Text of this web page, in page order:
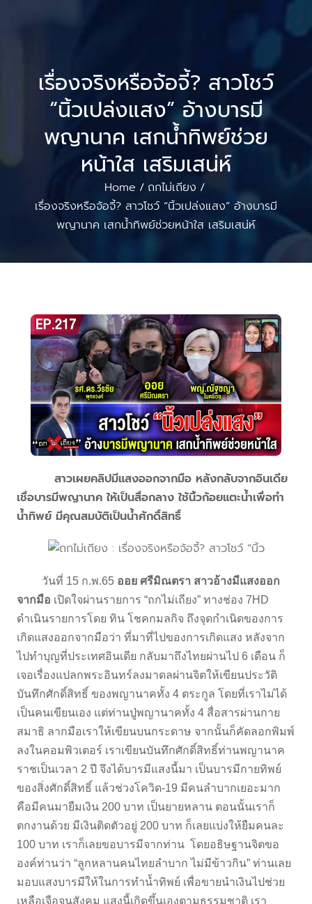
เรื่องจริงหรือจ้อจี้? สาวโชว์
“นิ้วเปล่งแสง” อ้างบารมี
พญานาค เสกน้ำทิพย์ช่วย
หน้าใส เสริมเสน่ห์
Home / ถกไม่เถียง /
เรื่องจริงหรือจ้อจี้? สาวโชว์ “นิ้วเปล่งแสง” อ้างบารมี
พญานาค เสกน้ำทิพย์ช่วยหน้าใส เสริมเสน่ห์
สาวเผยคลิปมีแสงออกจากมือ หลังกลับจากอินเดีย
เชื่อบารมีพญานาค ให้เป็นสื่อกลาง ใช้นิ้วก้อยแตะน้ำเพื่อทำ
น้ำทิพย์ มีคุณสมบัติเป็นน้ำศักดิ์สิทธิ์
วันที่ 15 ก.พ.65 ออย ศรีมิณตรา สาวอ้างมีแสงออก
จากมือ เปิดใจผ่านรายการ “ถกไม่เถียง” ทางช่อง 7HD
ดำเนินรายการโดย ทิน โชคกมลกิจ ถึงจุดกำเนิดของการ
เกิดแสงออกจากมือว่า ที่มาที่ไปของการเกิดแสง หลังจาก
ไปทำบุญที่ประเทศอินเดีย กลับมาถึงไทยผ่านไป 6 เดือน ก็
เจอเรื่องแปลกพระอินทร์ลงมาดลผ่านจิตให้เขียนประวัติ
บันทึกศักดิ์สิทธิ์ ของพญานาคทั้ง 4 ตระกูล โดยที่เราไม่ได้
เป็นคนเขียนเอง แต่ท่านปู่พญานาคทั้ง 4 สื่อสารผ่านกาย
สมาธิ ลากมือเราให้เขียนบนกระดาษ จากนั้นก็คัดลอกพิมพ์
ลงในคอมพิวเตอร์ เราเขียนบันทึกศักดิ์สิทธิ์ท่านพญานาค
ราชเป็นเวลา 2 ปี จึงได้บารมีแสงนี้มา เป็นบารมีกายทิพย์
ของสิ่งศักดิ์สิทธิ์ แล้วช่วงโควิด-19 มีคนลำบากเยอะมาก
คือมีคนมายืมเงิน 200 บาท เป็นยายหลาน ตอนนั้นเราก็
ตกงานด้วย มีเงินติดตัวอยู่ 200 บาท ก็เลยแบ่งให้ยืมคนละ
100 บาท เราก็เลยขอบารมีจากท่าน โดยอธิษฐานจิตขอ
องค์ท่านว่า “ลูกหลานคนไทยลำบาก ไม่มีข้าวกิน” ท่านเลย
มอบแสงบารมีให้ในการทำน้ำทิพย์ เพื่อขายนำเงินไปช่วย
เหลือเจือจุนสังคม แสงนี้เกิดขึ้นเองตามธรรมชาติ เรา